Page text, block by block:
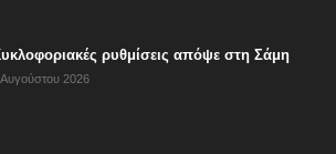
ρυθμίσεις απόψε στη Σάμη
2026